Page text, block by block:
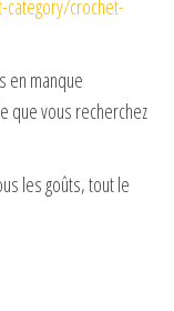
crochet-
en manque
que vous recherchez
les goûts, tout le